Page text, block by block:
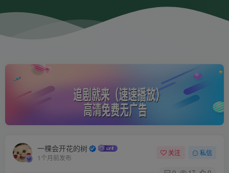
一棵会开花的树
1个月前发布
关注 私信